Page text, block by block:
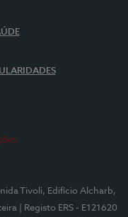
Tivoli, Edifício Alcharb,
| Registo ERS - E121620